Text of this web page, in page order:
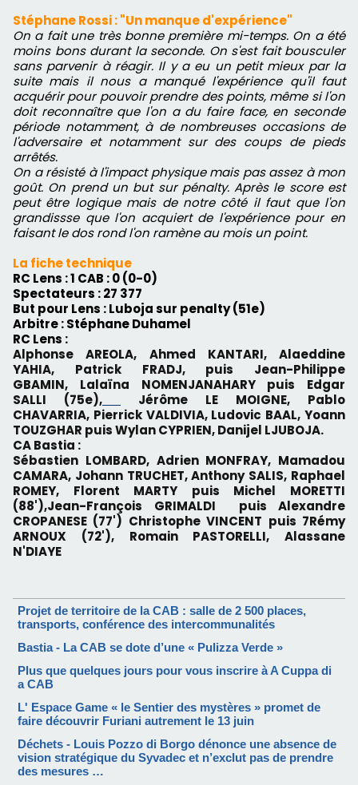
Stéphane Rossi : "Un manque d'expérience"
On a fait une très bonne première mi-temps. On a été
moins bons durant la seconde. On s'est fait bousculer
sans parvenir à réagir. Il y a eu un petit mieux par la
suite mais il nous a manqué l'expérience qu'il faut
acquérir pour pouvoir prendre des points, même si l'on
doit reconnaître que l'on a du faire face, en seconde
période notamment, à de nombreuses occasions de
l'adversaire et notamment sur des coups de pieds
arrêtés.
On a résisté à l'impact physique mais pas assez à mon
goût. On prend un but sur pénalty. Après le score est
peut être logique mais de notre côté il faut que l'on
grandissse que l'on acquiert de l'expérience pour en
faisant le dos rond l'on ramène au mois un point.
La fiche technique
RC Lens : 1 CAB : 0 (0-0)
Spectateurs : 27 377
But pour Lens : Luboja sur penalty (51e)
Arbitre : Stéphane Duhamel
RC Lens :
Alphonse AREOLA, Ahmed KANTARI, Alaeddine
YAHIA, Patrick FRADJ, puis Jean-Philippe
GBAMIN, Lalaïna NOMENJANAHARY puis
Edgar
SALLI (75e),
Jérôme LE MOIGNE, Pablo
CHAVARRIA, Pierrick VALDIVIA, Ludovic BAAL,Yoann
TOUZGHAR puisWylan CYPRIEN,Danijel LJUBOJA.
CA Bastia :
Sébastien LOMBARD, Adrien MONFRAY, Mamadou
CAMARA, Johann TRUCHET,Anthony SALIS, Raphael
ROMEY, Florent MARTY puis Michel MORETTI
(88'),Jean-François GRIMALDI puis Alexandre
CROPANESE (77') Christophe VINCENT puis 7Rémy
ARNOUX (72'), Romain PASTORELLI, Alassane
N'DIAYE
Projet de territoire de la CAB : salle de 2 500 places,
transports, conférence des intercommunalités
Bastia - La CAB se dote d’une « Pulizza Verde »
Plus que quelques jours pour vous inscrire à A Cuppa di
a CAB
L' Espace Game « le Sentier des mystères » promet de
faire découvrir Furiani autrement le 13 juin
Déchets - Louis Pozzo di Borgo dénonce une absence de
vision stratégique du Syvadec et n’exclut pas de prendre
des mesures …